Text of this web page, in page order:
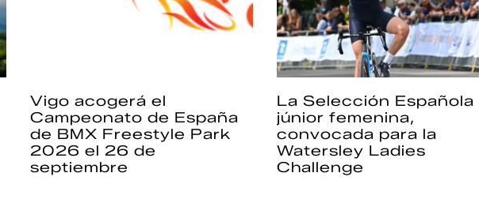
Vigo acogerá el
Campeonato de España
de BMX Freestyle Park
2026 el 26 de
septiembre
La Selección Española
júnior femenina,
convocada para la
Watersley Ladies
Challenge